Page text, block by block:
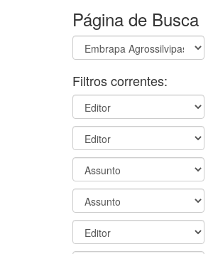
Página de Busca
Filtros correntes: